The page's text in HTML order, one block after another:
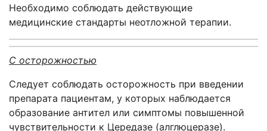
Необходимо соблюдать действующие
медицинские стандарты неотложной терапии.
С осторожностью
Следует соблюдать осторожность при введении
препарата пациентам, у которых наблюдается
образование антител или симптомы повышенной
чувствительности к Цередазе (алглюцеразе).